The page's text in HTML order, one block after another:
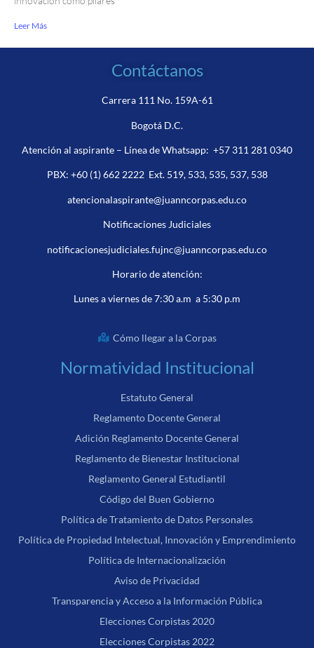
Leer Más
Contáctanos
Carrera 111 No. 159A-61
Bogotá D.C.
Atención al aspirante – Línea de Whatsapp: +57 311 281 0340
PBX: +60 (1) 662 2222Ext. 519, 533, 535, 537, 538
atencionalaspirante@juanncorpas.edu.co
Notificaciones Judiciales
notificacionesjudiciales.fujnc@juanncorpas.edu.co
Horario de atención:
Lunes a viernes de 7:30 a.m a 5:30 p.m
Cómo llegar a la Corpas
Normatividad Institucional
Estatuto General
Reglamento Docente General
Adición Reglamento Docente General
Reglamento de Bienestar Institucional
Reglamento General Estudiantil
Código del Buen Gobierno
Política de Tratamiento de Datos Personales
Política de Propiedad Intelectual, Innovación y Emprendimiento
Política de Internacionalización
Aviso de Privacidad
Transparencia y Acceso a la Información Pública
Elecciones Corpistas 2020
Elecciones Corpistas 2022